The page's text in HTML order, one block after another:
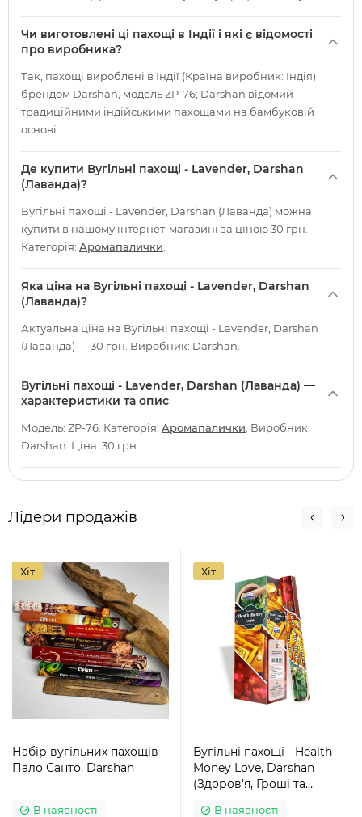
Чи виготовлені ці пахощі в Індії і які є відомості
про виробника?
Так, пахощі вироблені в Індії (Країна виробник: Індія)
брендом Darshan, модель ZP-76; Darshan відомий
традиційними індійськими пахощами на бамбуковій
основі.
Де купити Вугільні пахощі - Lavender, Darshan
(Лаванда)?
Вугільні пахощі - Lavender, Darshan (Лаванда) можна
купити в нашому інтернет-магазині за ціною 30 грн.
Категорія: Аромапалички
Яка ціна на Вугільні пахощі - Lavender, Darshan
(Лаванда)?
Актуальна ціна на Вугільні пахощі - Lavender, Darshan
(Лаванда) — 30 грн. Виробник: Darshan.
Вугільні пахощі - Lavender, Darshan (Лаванда) —
характеристики та опис
Модель: ZP-76. Категорія: Аромапалички . Виробник:
Darshan. Ціна: 30 грн.
Лідери продажів
Хіт
Набір вугільних пахощів -
Пало Санто, Darshan
В наявності
Хіт
Вугільні пахощі - Health
Money Love, Darshan
(Здоров'я, Гроші та
В наявності